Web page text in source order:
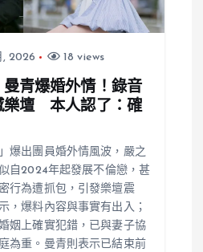
, 2026 18 views
青爆婚外情！錄音
樂壇 本人認了：確
爆出團員婚外情風波，嚴之
自2024年起發展不倫戀，甚
行為遭抓包，引發樂壇震
，爆料內容與事實有出入；
姻上確實犯錯，已與妻子協
為重。曼青則表示已結束前